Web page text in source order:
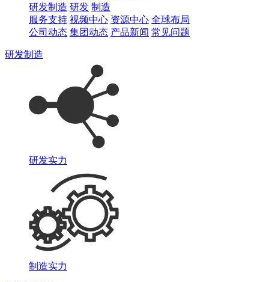
研发制造 研发 制造
服务支持 视频中心 资源中心 全球布局
公司动态 集团动态 产品新闻 常见问题
研发制造
研发实力
制造实力